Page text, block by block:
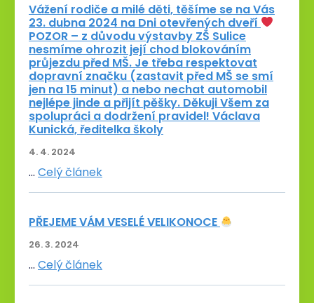
Vážení rodiče a milé děti, těšíme se na Vás
23. dubna 2024 na Dni otevřených dveří
POZOR – z důvodu výstavby ZŠ Sulice
nesmíme ohrozit její chod blokováním
průjezdu před MŠ. Je třeba respektovat
dopravní značku (zastavit před MŠ se smí
jen na 15 minut) a nebo nechat automobil
nejlépe jinde a přijít pěšky. Děkuji Všem za
spolupráci a dodržení pravidel! Václava
Kunická, ředitelka školy
4. 4. 2024
… Celý článek
PŘEJEME VÁM VESELÉ VELIKONOCE
26. 3. 2024
… Celý článek